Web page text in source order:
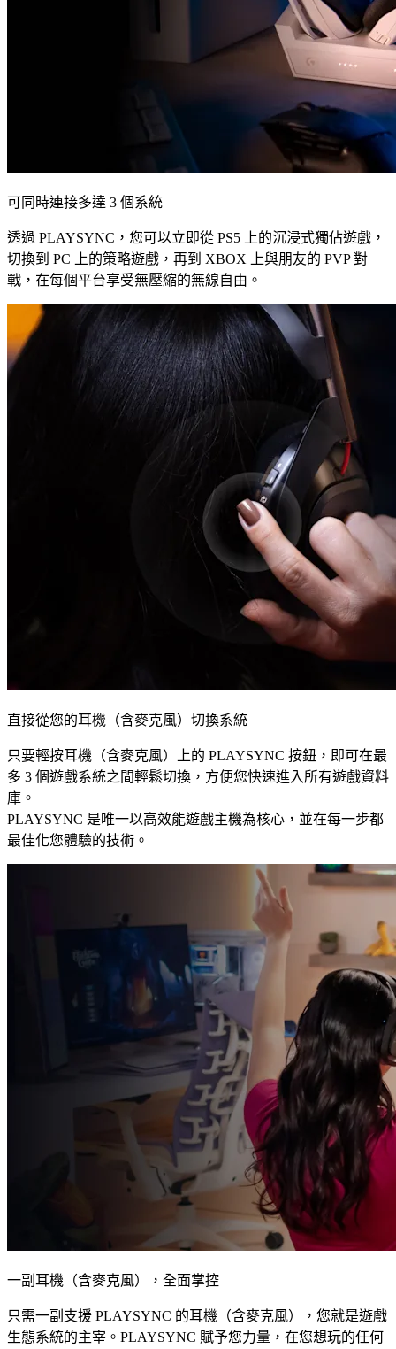
可同時連接多達 3 個系統
透過 PLAYSYNC，您可以立即從 PS5 上的沉浸式獨佔遊戲，
切換到 PC 上的策略遊戲，再到 XBOX 上與朋友的 PVP 對
戰，在每個平台享受無壓縮的無線自由。
直接從您的耳機（含麥克風）切換系統
只要輕按耳機（含麥克風）上的 PLAYSYNC 按鈕，即可在最
多 3 個遊戲系統之間輕鬆切換，方便您快速進入所有遊戲資料
庫。
PLAYSYNC 是唯一以高效能遊戲主機為核心，並在每一步都
最佳化您體驗的技術。
一副耳機（含麥克風），全面掌控
只需一副支援 PLAYSYNC 的耳機（含麥克風），您就是遊戲
生態系統的主宰。PLAYSYNC 賦予您力量，在您想玩的任何